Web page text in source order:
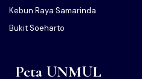
Kebun Raya Samarinda
Bukit Soeharto
Peta UNMUL